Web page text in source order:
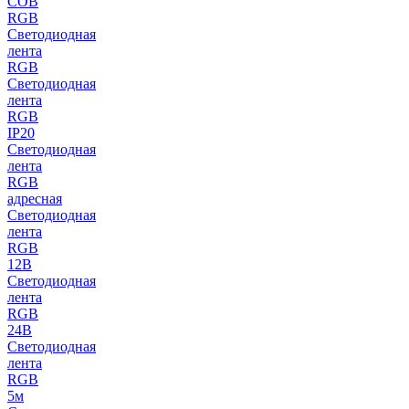
RGB
Светодиодная
лента
RGB
Светодиодная
лента
RGB
IP20
Светодиодная
лента
RGB
адресная
Светодиодная
лента
RGB
12В
Светодиодная
лента
RGB
24В
Светодиодная
лента
RGB
5м